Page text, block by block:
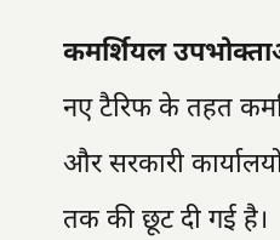
कमर्शियल
नए टैरिफ के तहत
और सरकारी
तक की छूट दी गई है।